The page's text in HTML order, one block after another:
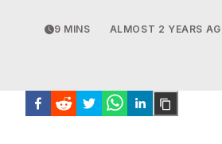
9 MINS ALMOST 2 YEARS